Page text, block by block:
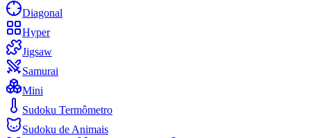
Diagonal
Hyper
Jigsaw
Samurai
Mini
Sudoku Termômetro
Sudoku de Animais